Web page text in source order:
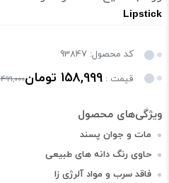
Lipstick
کد محصول: 93847
قیمت : 158,999 تومان 499,000 تومان
مات و جوان پسند
حاوی رنگ دانه های طبیعی
فاقد سرب و مواد آلرژی زا